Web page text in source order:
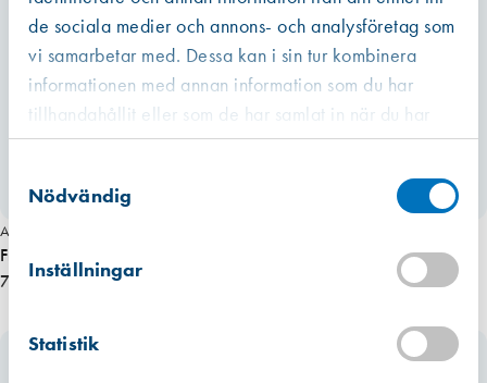
de sociala medier och annons- och analysföretag som
vi samarbetar med. Dessa kan i sin tur kombinera
informationen med annan information som du har
tillhandahållit eller som de har samlat in när du har
använt deras tjänster.
Nödvändig
Inställningar
Statistik
Art. nr 1737
Fresh 100 Pollenfilter 175mm
73,00 kr
Fresh 80 Modulrör, L=150mm
Slut i lager
Förväntad leverans: 2026-07-10
Hitta hit
Hitta hit